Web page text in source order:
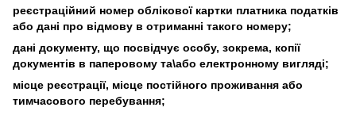
реєстраційний номер облікової картки платника податків
або дані про відмову в отриманні такого номеру;
дані документу, що посвідчує особу, зокрема, копії
документів в паперовому та\або електронному вигляді;
місце реєстрації, місце постійного проживання або
тимчасового перебування;